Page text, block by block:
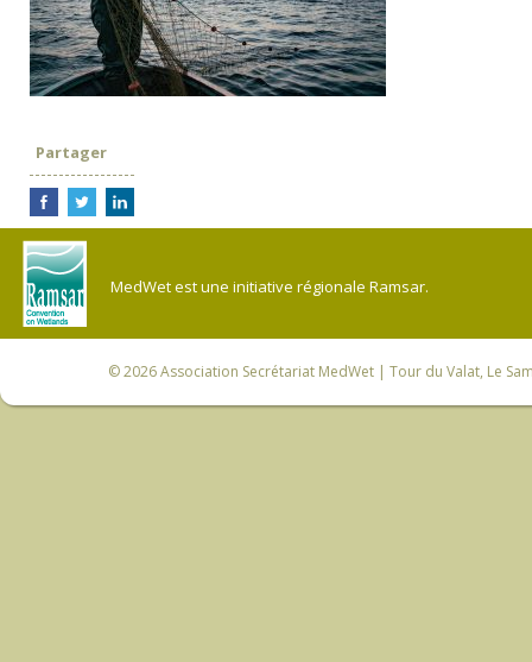
Partager
MedWet est une initiative régionale Ramsar.
© 2026Association Secrétariat MedWet | Tour du Valat, Le